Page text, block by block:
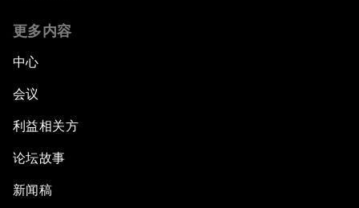
更多内容
中心
会议
利益相关方
论坛故事
新闻稿